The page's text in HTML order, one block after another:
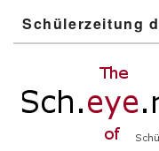
Schülerzeitung